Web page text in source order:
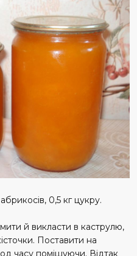
0,5 кг цукру.
й викласти в каструлю,
Поставити на
часу помішуючи. Відтак